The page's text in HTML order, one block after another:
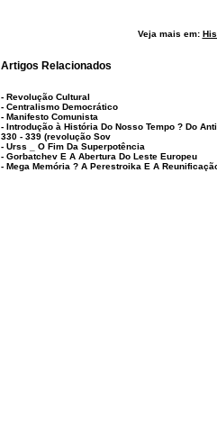
Veja mais em:
Artigos Relacionados
- Revolução Cultural
- Centralismo Democrático
- Manifesto Comunista
- Introdução à História Do Nosso Tempo ? Do
330 - 339 (revolução Sov
- Urss _ O Fim Da Superpotência
- Gorbatchev E A Abertura Do Leste Europeu
- Mega Memória ? A Perestroika E A